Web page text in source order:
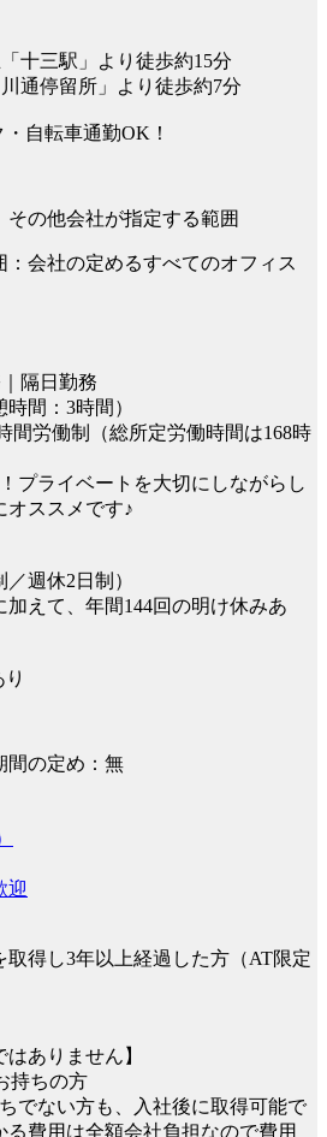
十三駅」より徒歩約15分
通停留所」より徒歩約7分
自転車通勤OK！
その他会社が指定する範囲
：会社の定めるすべてのオフィス
隔日勤務
間：3時間）
間労働制（総所定労働時間は168時
プライベートを大切にしながらし
オススメです♪
週休2日制）
えて、年間144回の明け休みあ
間の定め：無
迎
得し3年以上経過した方（AT限定
ありません】
持ちの方
でない方も、入社後に取得可能で
費用は全額会社負担なので費用